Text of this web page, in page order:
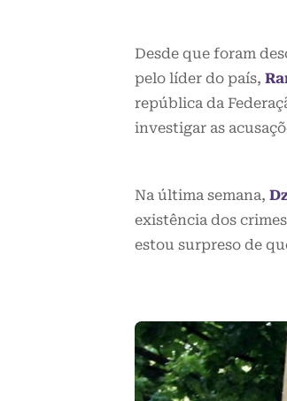
Desde que foram
pelo líder do país,
república da
investigar as
Na última semana,
existência dos
estou surpreso de